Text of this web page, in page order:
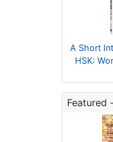
A Short
HSK:
Featured